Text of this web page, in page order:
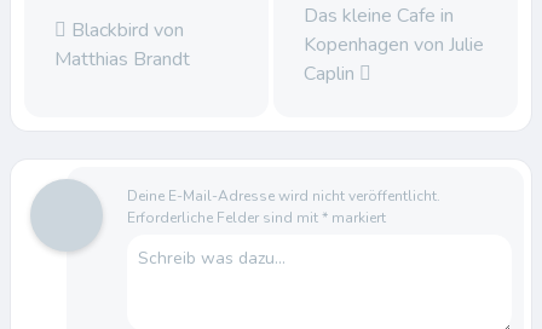
Blackbird von
Matthias Brandt
Das kleine Cafe in
Kopenhagen von Julie
Caplin
Deine E-Mail-Adresse wird nicht veröffentlicht.
Erforderliche Felder sind mit*markiert